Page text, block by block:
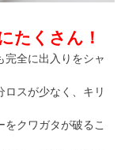
たくさん！
全に出入りをシャ
スが少なく、キリ
クワガタが破るこ